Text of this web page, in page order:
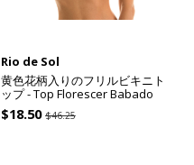
Rio de Sol
黄色花柄入りのフリルビキニト
ップ - Top Florescer Babado
$18.50 $46.25